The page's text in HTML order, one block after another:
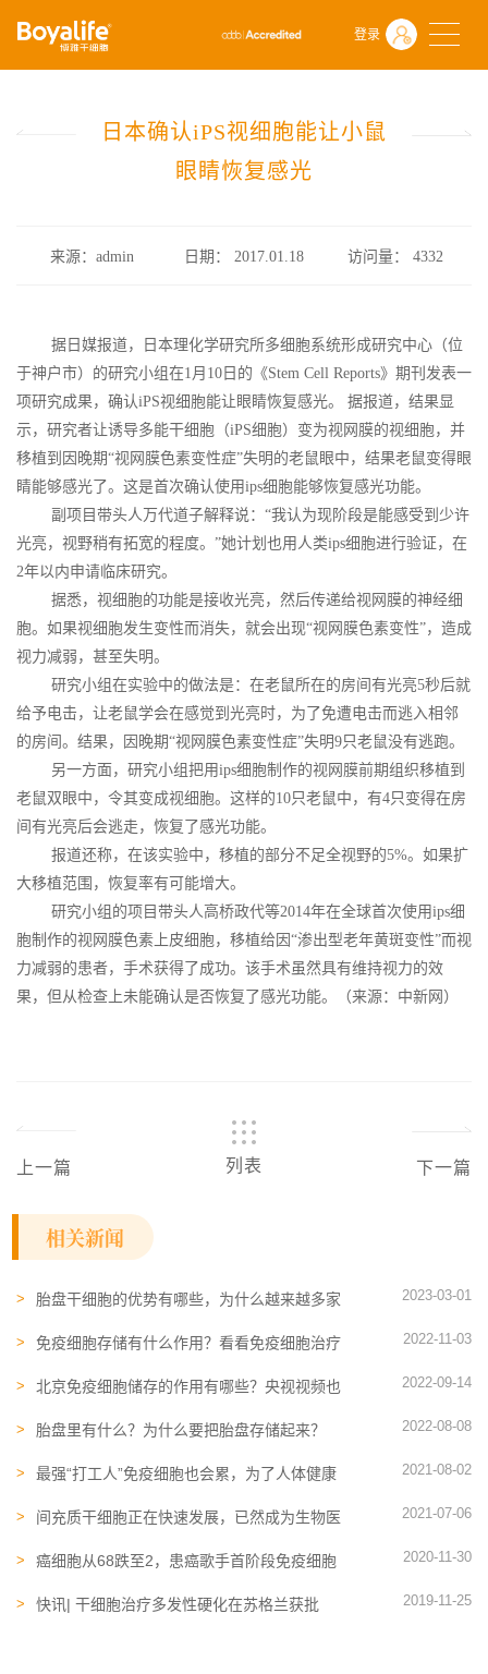
登录
首页 什么是干细胞
前沿动态
日本确认iPS视细胞能让小鼠眼睛恢复感光
日本确认iPS视细胞能让小鼠
眼睛恢复感光
来源：admin 日期： 2017.01.18 访问量：4332
据日媒报道，日本理化学研究所多细胞系统形成研究中心（位
于神户市）的研究小组在1月10日的《Stem Cell Reports》期刊发表一
项研究成果，确认iPS视细胞能让眼睛恢复感光。 据报道，结果显
示，研究者让诱导多能干细胞（iPS细胞）变为视网膜的视细胞，并
移植到因晚期“视网膜色素变性症”失明的老鼠眼中，结果老鼠变得眼
睛能够感光了。这是首次确认使用ips细胞能够恢复感光功能。
副项目带头人万代道子解释说：“我认为现阶段是能感受到少许
光亮，视野稍有拓宽的程度。”她计划也用人类ips细胞进行验证，在
2年以内申请临床研究。
据悉，视细胞的功能是接收光亮，然后传递给视网膜的神经细
胞。如果视细胞发生变性而消失，就会出现“视网膜色素变性”，造成
视力减弱，甚至失明。
研究小组在实验中的做法是：在老鼠所在的房间有光亮5秒后就
给予电击，让老鼠学会在感觉到光亮时，为了免遭电击而逃入相邻
的房间。结果，因晚期“视网膜色素变性症”失明9只老鼠没有逃跑。
另一方面，研究小组把用ips细胞制作的视网膜前期组织移植到
老鼠双眼中，令其变成视细胞。这样的10只老鼠中，有4只变得在房
间有光亮后会逃走，恢复了感光功能。
报道还称，在该实验中，移植的部分不足全视野的5%。如果扩
大移植范围，恢复率有可能增大。
研究小组的项目带头人高桥政代等2014年在全球首次使用ips细
胞制作的视网膜色素上皮细胞，移植给因“渗出型老年黄斑变性”而视
力减弱的患者，手术获得了成功。该手术虽然具有维持视力的效
果，但从检查上未能确认是否恢复了感光功能。（来源：中新网）
上一篇 列表 下一篇
相关新闻
胎盘干细胞的优势有哪些，为什么越来越多家
2023-03-01
免疫细胞存储有什么作用？看看免疫细胞​治疗
2022-11-03
北京免疫细胞储存的作用有哪些？央视视频也
2022-09-14
胎盘里有什么？为什么要把胎盘存储起来？ 2022-08-08
最强“打工人”免疫细胞也会累，为了人体健康
2021-08-02
间充质干细胞正在快速发展，已然成为生物医
2021-07-06
癌细胞从68跌至2，患癌歌手首阶段免疫细胞
2020-11-30
快讯| 干细胞治疗多发性硬化在苏格兰获批 2019-11-25